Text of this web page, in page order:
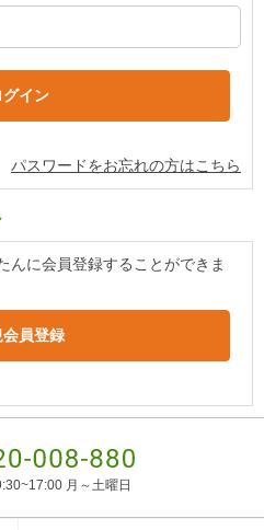
パスワードをお忘れの方はこちら
んに会員登録することができま
月～土曜日